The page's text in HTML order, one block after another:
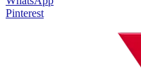
Pinterest